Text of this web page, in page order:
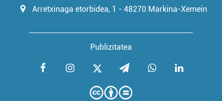
Arretxinaga etorbidea, 1 - 48270 Markina-Xemein
Publizitatea